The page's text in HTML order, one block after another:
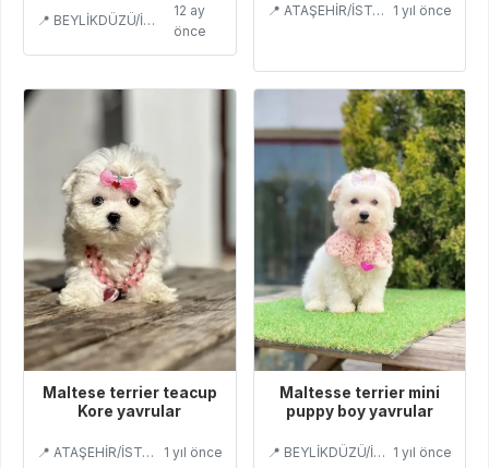
📍 BEYLİKDÜZÜ/İSTANBUL
12 ay
önce
📍 ATAŞEHİR/İSTANBUL 1 yıl önce
Maltese terrier teacup
Kore yavrular
📍 ATAŞEHİR/İSTANBUL 1 yıl önce
Maltesse terrier mini
puppy boy yavrular
📍 BEYLİKDÜZÜ/İSTANBUL 1 yıl önce